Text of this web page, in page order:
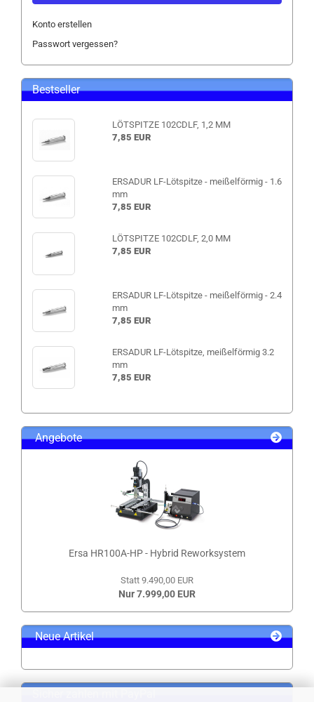
Konto erstellen
Passwort vergessen?
Bestseller
LÖTSPITZE 102CDLF, 1,2 MM
7,85 EUR
ERSADUR LF-Lötspitze - meißelförmig - 1.6
mm
7,85 EUR
LÖTSPITZE 102CDLF, 2,0 MM
7,85 EUR
ERSADUR LF-Lötspitze - meißelförmig - 2.4
mm
7,85 EUR
ERSADUR LF-Lötspitze, meißelförmig 3.2
mm
7,85 EUR
Angebote
Ersa HR100A-HP - Hybrid Reworksystem
Statt 9.490,00 EUR
Nur 7.999,00 EUR
Neue Artikel